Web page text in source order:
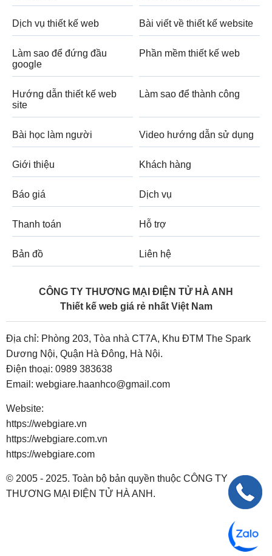
Dịch vụ thiết kế web Bài viết về thiết kế website
Làm sao để đứng đầu
google
Phần mềm thiết kế web
Hướng dẫn thiết kế web
site
Làm sao để thành công
Bài học làm người Video hướng dẫn sử dụng
Giới thiệu Khách hàng
Báo giá Dịch vụ
Thanh toán Hỗ trợ
Bản đồ Liên hệ
CÔNG TY THƯƠNG MẠI ĐIỆN TỬ HÀ ANH
Thiết kế web giá rẻ nhất Việt Nam
Địa chỉ: Phòng 203, Tòa nhà CT7A, Khu ĐTM The Spark
Dương Nội, Quận Hà Đông, Hà Nội.
Điện thoại: 0989 383638
Email: webgiare.haanhco@gmail.com
Website:
https://webgiare.vn
https://webgiare.com.vn
https://webgiare.com
© 2005 - 2025. Toàn bộ bản quyền thuộc CÔNG TY
THƯƠNG MẠI ĐIỆN TỬ HÀ ANH.